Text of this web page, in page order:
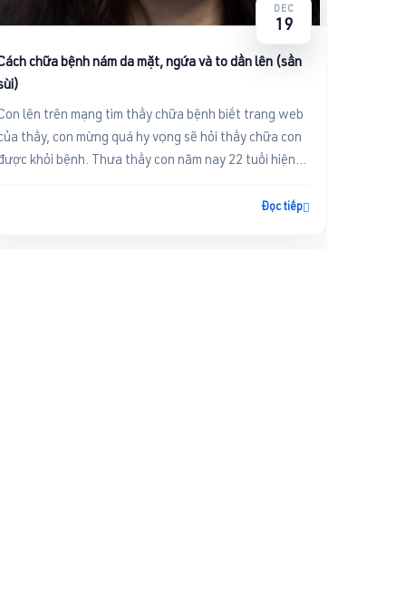
DEC
19
chữa bệnh nám da mặt, ngứa và to dần lên (sần
lên trên mạng tìm thầy chữa bệnh biết trang web
thầy, con mừng quá hy vọng sẽ hỏi thầy chữa con
khỏi bệnh. Thưa thầy con năm nay 22 tuổi hiện
Đọc tiếp